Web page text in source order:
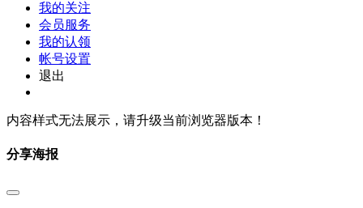
我的关注
会员服务
我的认领
帐号设置
退出
内容样式无法展示，请升级当前浏览器版本！
分享海报